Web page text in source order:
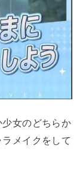
女のどちらか
メイクをして